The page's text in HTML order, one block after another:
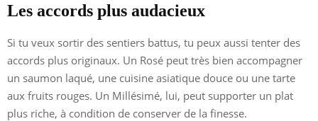
Les accords plus audacieux
Si tu veux sortir des sentiers battus, tu peux aussi tenter des
accords plus originaux. Un Rosé peut très bien accompagner
un saumon laqué, une cuisine asiatique douce ou une tarte
aux fruits rouges. Un Millésimé, lui, peut supporter un plat
plus riche, à condition de conserver de la finesse.